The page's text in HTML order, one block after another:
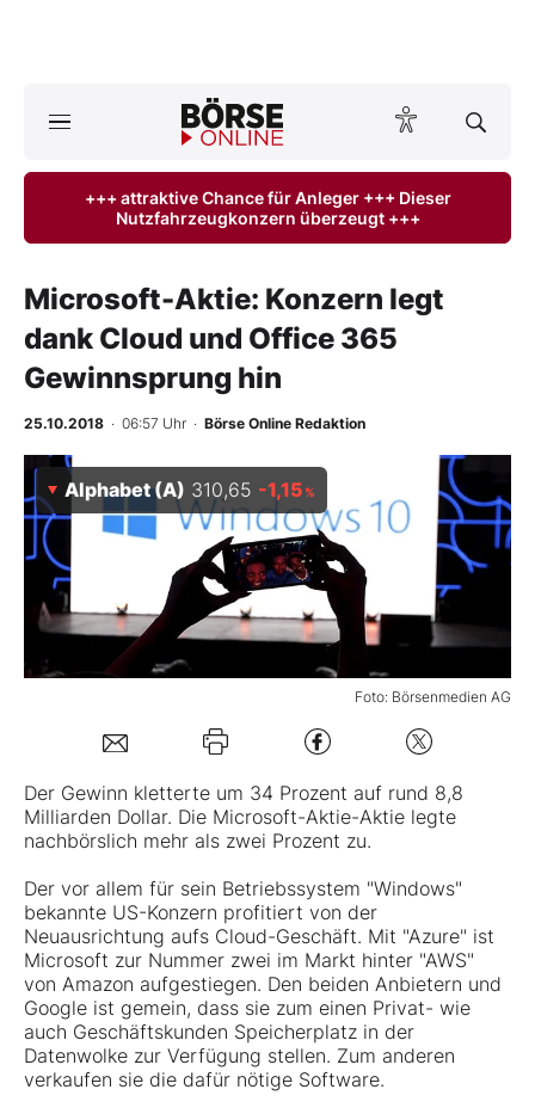
ktuelle Ausgabe BÖRSE ONLINE lesen
Anlageprodukte
Finanz-Check
Abo & Shop
BO-Musterdepots
Experten
Mein B:O
Mein Konto
Folgen Sie uns
Kontakt
+++ attraktive Chance für Anleger +++ Dieser
Nutzfahrzeugkonzern überzeugt +++
Microsoft-Aktie: Konzern legt
dank Cloud und Office 365
Gewinnsprung hin
25.10.2018 · 06:57 Uhr · Börse Online Redaktion
Foto: Börsenmedien AG
Alphabet (A) 310,65 -1,15 %
Der Gewinn kletterte um 34 Prozent auf rund 8,8
Milliarden Dollar. Die Microsoft-Aktie-Aktie legte
nachbörslich mehr als zwei Prozent zu.
Der vor allem für sein Betriebssystem "Windows"
bekannte US-Konzern profitiert von der
Neuausrichtung aufs Cloud-Geschäft. Mit "Azure" ist
Microsoft zur Nummer zwei im Markt hinter "AWS"
von Amazon aufgestiegen. Den beiden Anbietern und
Google ist gemein, dass sie zum einen Privat- wie
auch Geschäftskunden Speicherplatz in der
Datenwolke zur Verfügung stellen. Zum anderen
verkaufen sie die dafür nötige Software.